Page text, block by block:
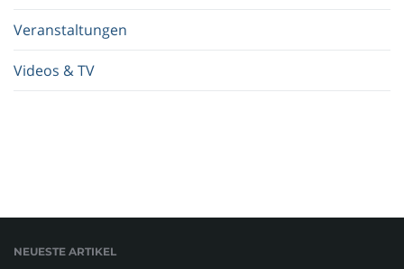
Veranstaltungen
Videos & TV
NEUESTE ARTIKEL